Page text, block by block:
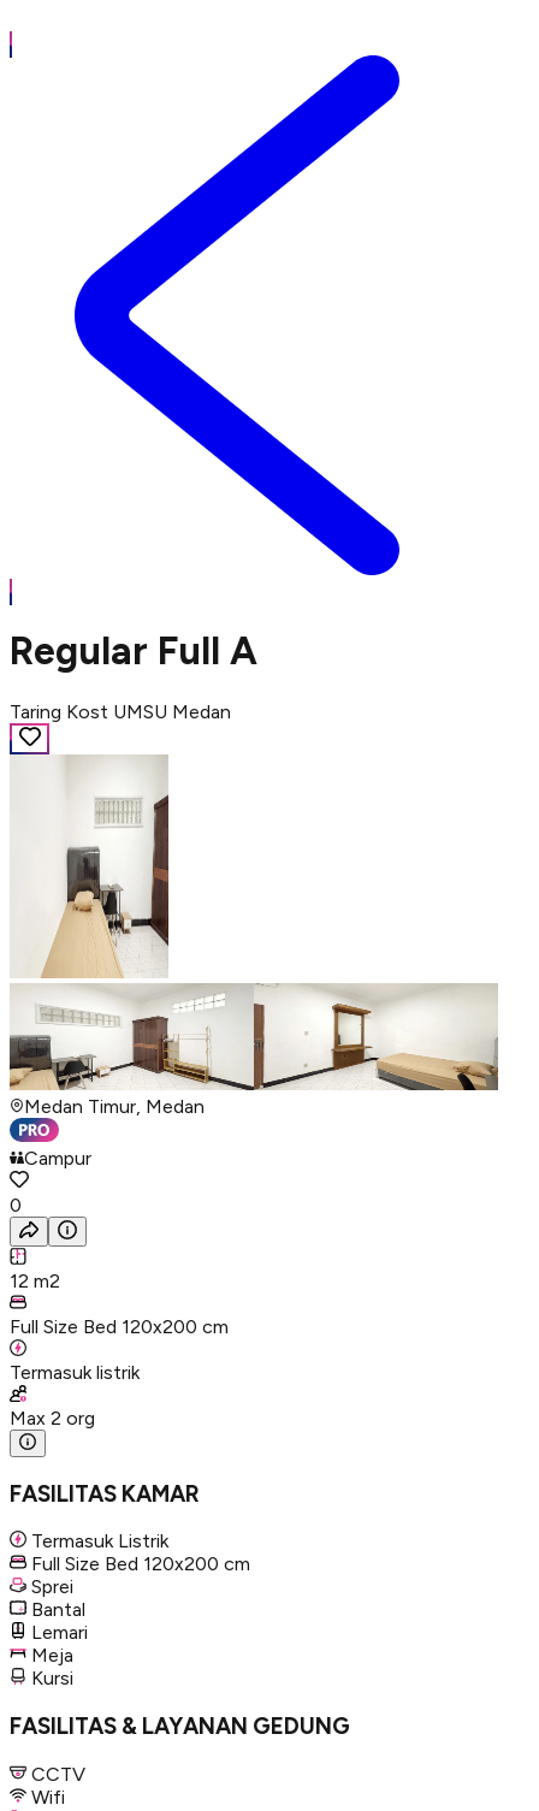
Regular Full A
Taring Kost UMSU Medan
Medan Timur, Medan
Campur
0
12 m2
Full Size Bed 120x200 cm
Termasuk listrik
Max 2 org
FASILITAS KAMAR
Termasuk Listrik
Full Size Bed 120x200 cm
Sprei
Bantal
Lemari
Meja
Kursi
FASILITAS & LAYANAN GEDUNG
CCTV
Wifi